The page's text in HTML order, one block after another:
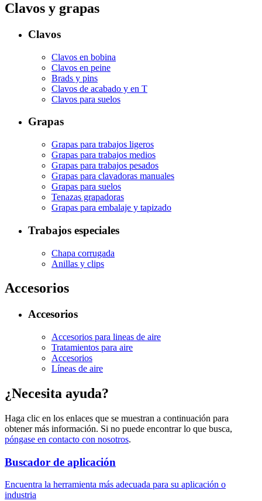
Clavos y grapas
Clavos
Clavos en bobina
Clavos en peine
Brads y pins
Clavos de acabado y en T
Clavos para suelos
Grapas
Grapas para trabajos ligeros
Grapas para trabajos medios
Grapas para trabajos pesados
Grapas para clavadoras manuales
Grapas para suelos
Tenazas grapadoras
Grapas para embalaje y tapizado
Trabajos especiales
Chapa corrugada
Anillas y clips
Accesorios
Accesorios
Accesorios para lineas de aire
Tratamientos para aire
Accesorios
Líneas de aire
¿Necesita ayuda?
Haga clic en los enlaces que se muestran a continuación para
obtener más información. Si no puede encontrar lo que busca,
póngase en contacto con nosotros.
Buscador de aplicación
Encuentra la herramienta más adecuada para su aplicación o
industria